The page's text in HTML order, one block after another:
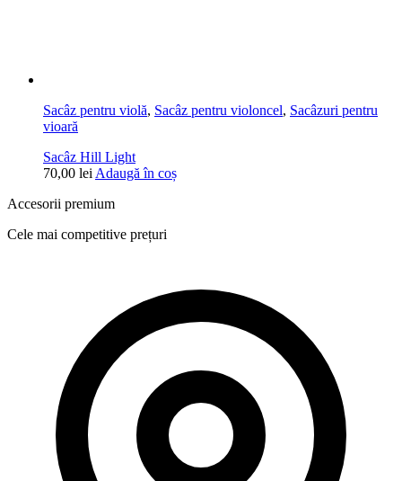
Sacâz pentru violă, Sacâz pentru violoncel, Sacâzuri pentru
vioară
Sacâz Hill Light
70,00 lei Adaugă în coș
Accesorii premium
Cele mai competitive prețuri